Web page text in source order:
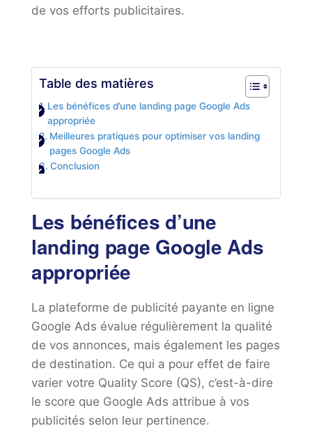
de vos efforts publicitaires.
Table des matières
Les bénéfices d’une landing page Google Ads
appropriée
Meilleures pratiques pour optimiser vos landing
pages Google Ads
Conclusion
Les bénéfices d’une
landing page Google Ads
appropriée
La plateforme de publicité payante en ligne
Google Ads évalue régulièrement la qualité
de vos annonces, mais également les pages
de destination. Ce qui a pour effet de faire
varier votre Quality Score (QS), c’est-à-dire
le score que Google Ads attribue à vos
publicités selon leur pertinence.